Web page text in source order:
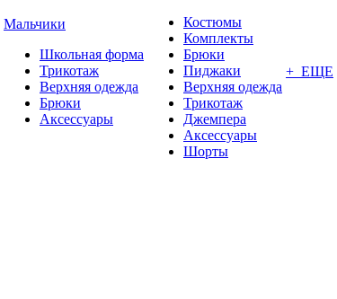
Мальчики
Школьная форма
Трикотаж
Верхняя одежда
Брюки
Аксессуары
Костюмы
Комплекты
Брюки
Пиджаки
Верхняя одежда
Трикотаж
Джемпера
Аксессуары
Шорты
+ ЕЩЕ